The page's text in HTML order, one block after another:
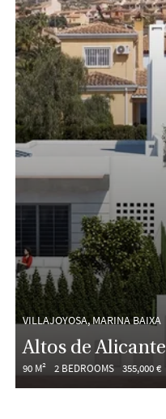
VILLAJOYOSA, MARINA BAIXA
Altos de Alicante
90 M² 2 BEDROOMS 355,000 €